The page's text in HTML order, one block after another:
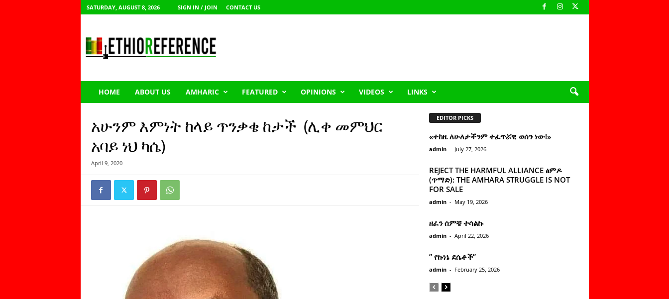
SATURDAY, AUGUST 8, 2026 SIGN IN / JOIN CONTACT US
h
HOME ABOUT US AMHARIC FEATURED OPINIONS VIDEOS LINKS
አሁንም እምነት ከላይ ጥንቃቄ ከታች (ሊቀ መምህር
አባይ ነህ ካሴ)
April 9, 2020
EDITOR PICKS
«ተከዜ ለሁለታችንም ተፈጥሯዊ ወሰን ነው!»
admin - July 27, 2026
REJECT THE HARMFUL ALLIANCE ፅምዶ
(ጥማድ): THE AMHARA STRUGGLE IS NOT
FOR SALE
admin - May 19, 2026
ዘፈን ሰምቼ ተሳልኩ
admin - April 22, 2026
” የኩነኔ ደሴቶች’’
admin - February 25, 2026